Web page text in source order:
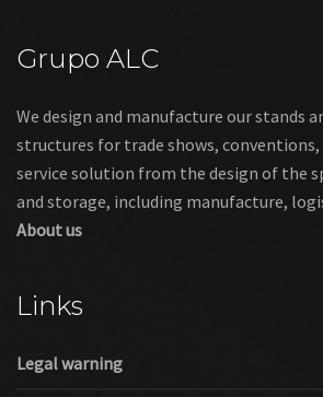
Grupo ALC
We design and manufacture our stands
structures for trade shows, conventions,
service solution from the design of the
and storage, including manufacture,
About us
Links
Legal warning